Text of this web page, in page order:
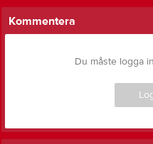
Kommentera
Du måste logga